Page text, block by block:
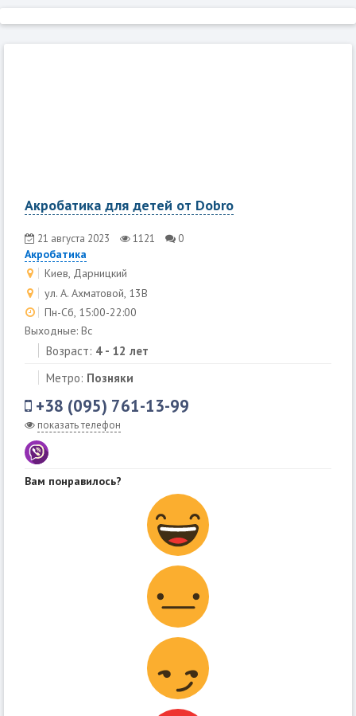
Акробатика для детей от Dobro
21 августа 2023 1121 0
Акробатика
Киев, Дарницкий
ул. А. Ахматовой, 13В
Пн-Сб, 15:00-22:00
Выходные: Вс
Возраст: 4 - 12 лет
Метро: Позняки
+38 (095) 761-13-99
показать телефон
Вам понравилось?